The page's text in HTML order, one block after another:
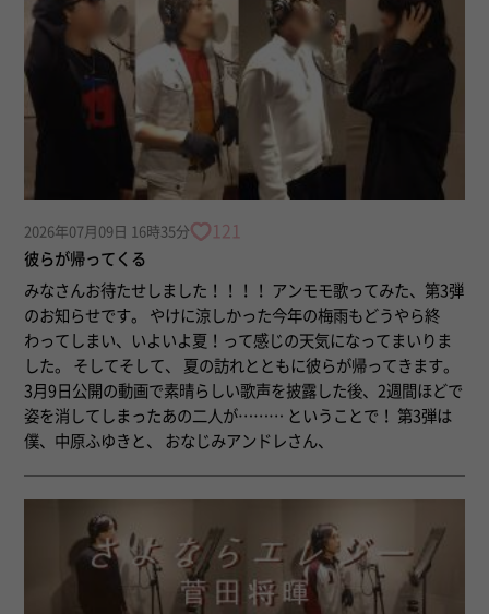
2026年07月09日 16時35分 121
彼らが帰ってくる
みなさんお待たせしました！！！！ アンモモ歌ってみた、第3弾
のお知らせです。 やけに涼しかった今年の梅雨もどうやら終
わってしまい、いよいよ夏！って感じの天気になってまいりま
した。 そしてそして、 夏の訪れとともに彼らが帰ってきます。
3月9日公開の動画で素晴らしい歌声を披露した後、2週間ほどで
姿を消してしまったあの二人が……… ということで！ 第3弾は
僕、中原ふゆきと、 おなじみアンドレさん、